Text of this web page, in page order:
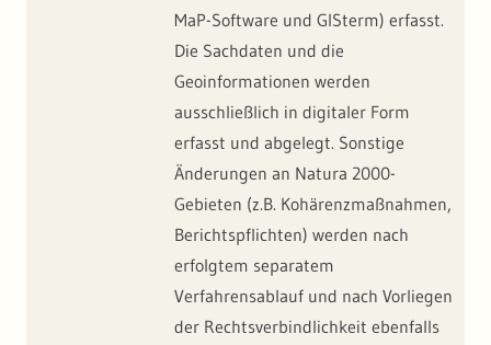
MaP-Software und GISterm) erfasst.
Die Sachdaten und die
Geoinformationen werden
ausschließlich in digitaler Form
erfasst und abgelegt. Sonstige
Änderungen an Natura 2000-
Gebieten (z.B. Kohärenzmaßnahmen,
Berichtspflichten) werden nach
erfolgtem separatem
Verfahrensablauf und nach Vorliegen
der Rechtsverbindlichkeit ebenfalls